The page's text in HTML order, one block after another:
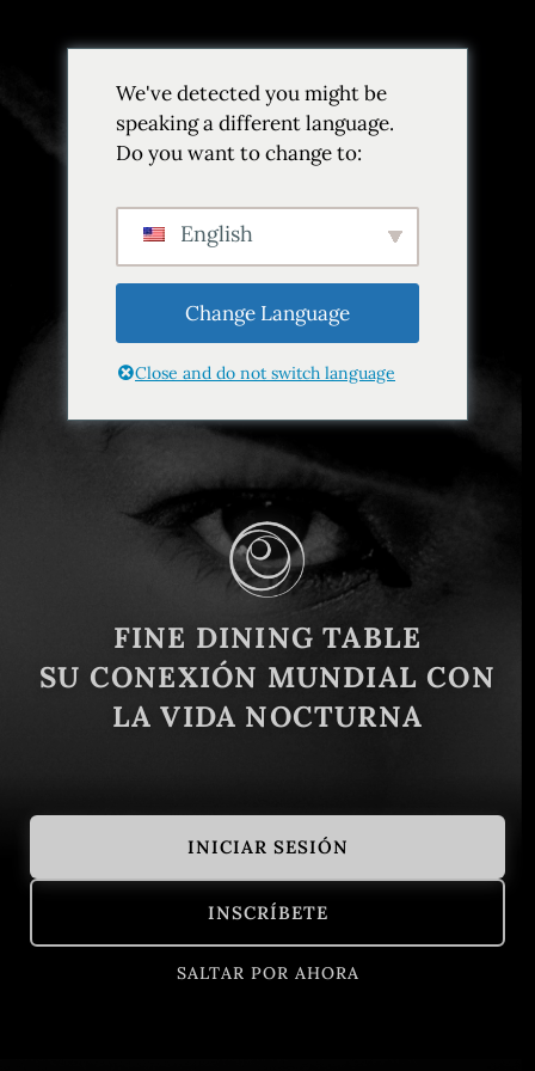
Página de éxito
Inicio Página de éxito
Enhorabuena, se ha suscrito con
éxito
Visitar la página de Explore nuestros
anuncios
FINE DINING TABLE
SU CONEXIÓN MUNDIAL CON
LA VIDA NOCTURNA
INICIAR SESIÓN
INSCRÍBETE
SALTAR POR AHORA
We've detected you might be
speaking a different language.
Do you want to change to:
English
Change Language
Close and do not switch language